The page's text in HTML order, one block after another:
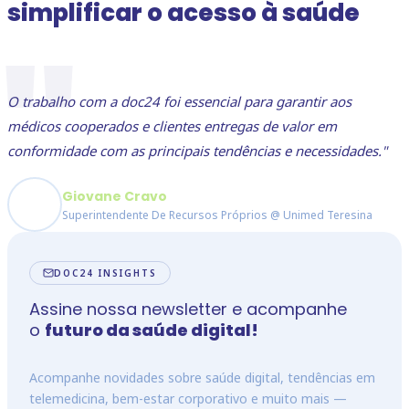
simplificar o acesso à saúde
O trabalho com a doc24 foi essencial para garantir aos
médicos cooperados e clientes entregas de valor em
conformidade com as principais tendências e necessidades."
Giovane Cravo
Superintendente De Recursos Próprios @ Unimed Teresina
DOC24 INSIGHTS
Assine nossa newsletter e acompanhe
o futuro da saúde digital!
Acompanhe novidades sobre saúde digital, tendências em
telemedicina, bem-estar corporativo e muito mais —